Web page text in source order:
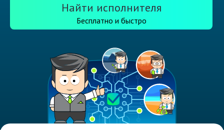
Найти исполнителя
Бесплатно и быстро